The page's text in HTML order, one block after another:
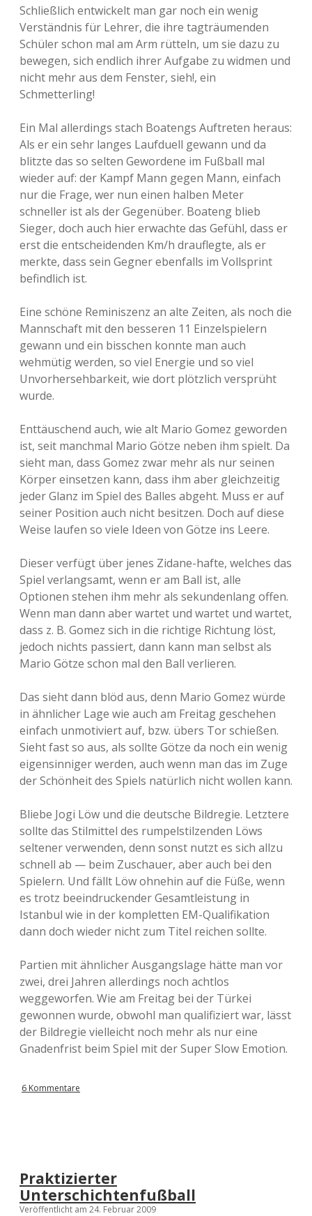
Schließlich entwickelt man gar noch ein wenig
Verständnis für Lehrer, die ihre tagträumenden
Schüler schon mal am Arm rütteln, um sie dazu zu
bewegen, sich endlich ihrer Aufgabe zu widmen und
nicht mehr aus dem Fenster, sieh!, ein
Schmetterling!
Ein Mal allerdings stach Boatengs Auftreten heraus:
Als er ein sehr langes Laufduell gewann und da
blitzte das so selten Gewordene im Fußball mal
wieder auf: der Kampf Mann gegen Mann, einfach
nur die Frage, wer nun einen halben Meter
schneller ist als der Gegenüber. Boateng blieb
Sieger, doch auch hier erwachte das Gefühl, dass er
erst die entscheidenden Km/h drauflegte, als er
merkte, dass sein Gegner ebenfalls im Vollsprint
befindlich ist.
Eine schöne Reminiszenz an alte Zeiten, als noch die
Mannschaft mit den besseren 11 Einzelspielern
gewann und ein bisschen konnte man auch
wehmütig werden, so viel Energie und so viel
Unvorhersehbarkeit, wie dort plötzlich versprüht
wurde.
Enttäuschend auch, wie alt Mario Gomez geworden
ist, seit manchmal Mario Götze neben ihm spielt. Da
sieht man, dass Gomez zwar mehr als nur seinen
Körper einsetzen kann, dass ihm aber gleichzeitig
jeder Glanz im Spiel des Balles abgeht. Muss er auf
seiner Position auch nicht besitzen. Doch auf diese
Weise laufen so viele Ideen von Götze ins Leere.
Dieser verfügt über jenes Zidane-hafte, welches das
Spiel verlangsamt, wenn er am Ball ist, alle
Optionen stehen ihm mehr als sekundenlang offen.
Wenn man dann aber wartet und wartet und wartet,
dass z. B. Gomez sich in die richtige Richtung löst,
jedoch nichts passiert, dann kann man selbst als
Mario Götze schon mal den Ball verlieren.
Das sieht dann blöd aus, denn Mario Gomez würde
in ähnlicher Lage wie auch am Freitag geschehen
einfach unmotiviert auf, bzw. übers Tor schießen.
Sieht fast so aus, als sollte Götze da noch ein wenig
eigensinniger werden, auch wenn man das im Zuge
der Schönheit des Spiels natürlich nicht wollen kann.
Bliebe Jogi Löw und die deutsche Bildregie. Letztere
sollte das Stilmittel des rumpelstilzenden Löws
seltener verwenden, denn sonst nutzt es sich allzu
schnell ab — beim Zuschauer, aber auch bei den
Spielern. Und fällt Löw ohnehin auf die Füße, wenn
es trotz beeindruckender Gesamtleistung in
Istanbul wie in der kompletten EM-Qualifikation
dann doch wieder nicht zum Titel reichen sollte.
Partien mit ähnlicher Ausgangslage hätte man vor
zwei, drei Jahren allerdings noch achtlos
weggeworfen. Wie am Freitag bei der Türkei
gewonnen wurde, obwohl man qualifiziert war, lässt
der Bildregie vielleicht noch mehr als nur eine
Gnadenfrist beim Spiel mit der Super Slow Emotion.
6 Kommentare
Praktizierter
Unterschichtenfußball
Veröffentlicht am 24. Februar 2009